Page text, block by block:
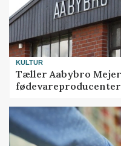
KULTUR
Tæller Aabybro